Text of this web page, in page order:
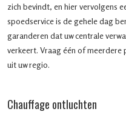
zich bevindt, en hier vervolgens
spoedservice is de gehele dag
garanderen dat uw centrale
verkeert. Vraag één of meerdere
uit uw regio.
Chauffage ontluchten